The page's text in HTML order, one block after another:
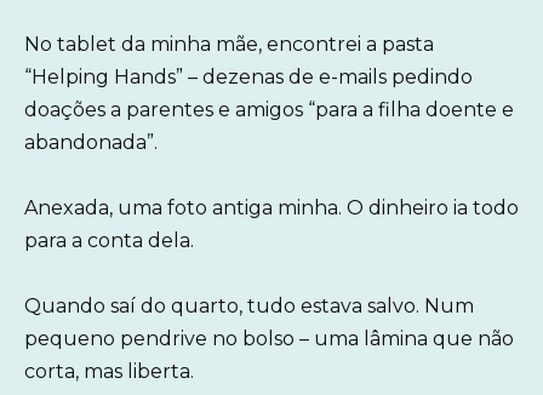
No tablet da minha mãe, encontrei a pasta
“Helping Hands” – dezenas de e-mails pedindo
doações a parentes e amigos “para a filha doente e
abandonada”.
Anexada, uma foto antiga minha. O dinheiro ia todo
para a conta dela.
Quando saí do quarto, tudo estava salvo. Num
pequeno pendrive no bolso – uma lâmina que não
corta, mas liberta.